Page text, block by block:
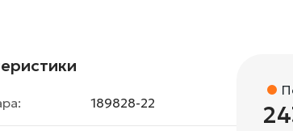
189828-22